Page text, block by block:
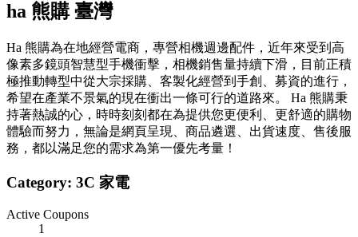
ha 熊購 臺灣
Ha 熊購為在地經營電商，專營相機週邊配件，近年來受到高
像素多鏡頭智慧型手機衝擊，相機銷售量持續下滑，目前正積
極推動轉型中從大宗採購、客製化經營到手創、募資的進行，
希望在產業不景氣的現在衝出一條可行的道路來。 Ha 熊購秉
持著熱誠的心，時時刻刻都在為提供您更便利、更舒適的購物
體驗而努力，無論是網頁呈現、商品遴選、出貨速度、售後服
務，都以滿足您的需求為第一優先考量！
Category: 3C 家電
Active Coupons
1